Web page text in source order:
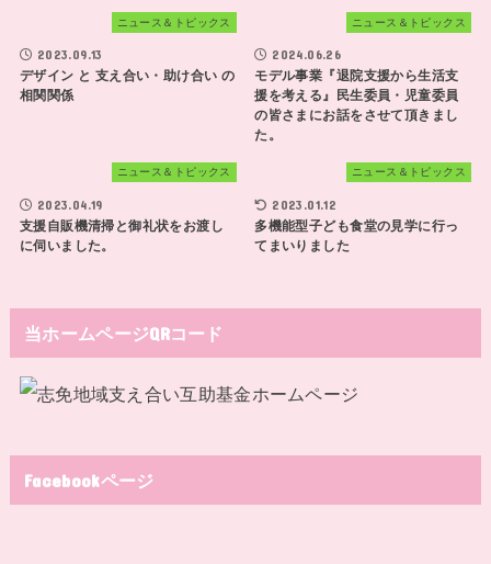
ニュース＆トピックス
2023.09.13
デザイン と 支え合い・助け合い の
相関関係
ニュース＆トピックス
2024.06.26
モデル事業『退院支援から生活支
援を考える』民生委員・児童委員
の皆さまにお話をさせて頂きまし
た。
ニュース＆トピックス
2023.04.19
支援自販機清掃と御礼状をお渡し
に伺いました。
ニュース＆トピックス
2023.01.12
多機能型子ども食堂の見学に行っ
てまいりました
当ホームページQRコード
Facebookページ